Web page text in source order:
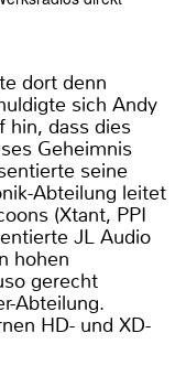
dort denn
sich Andy
hin, dass dies
Geheimnis
seine
Abteilung leitet
(Xtant, PPI
JL Audio
hohen
gerecht
Abteilung.
HD- und XD-